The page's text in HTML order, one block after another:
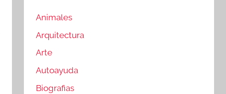
Animales
Arquitectura
Arte
Autoayuda
Biografias